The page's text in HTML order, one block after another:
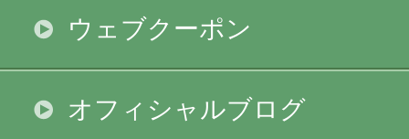
ウェブクーポン
オフィシャルブログ